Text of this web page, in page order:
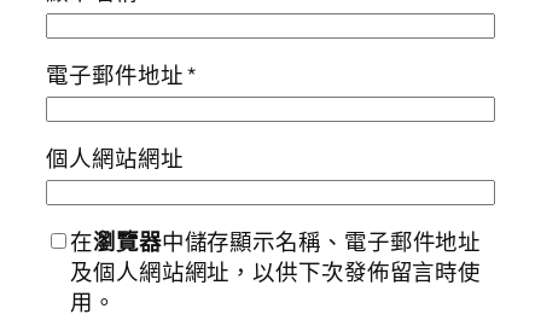
電子郵件地址*
個人網站網址
在瀏覽器中儲存顯示名稱、電子郵件地址
及個人網站網址，以供下次發佈留言時使
用。